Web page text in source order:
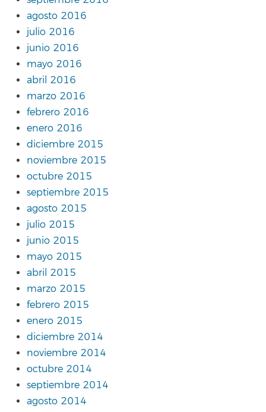
agosto 2016
julio 2016
junio 2016
mayo 2016
abril 2016
marzo 2016
febrero 2016
enero 2016
diciembre 2015
noviembre 2015
octubre 2015
septiembre 2015
agosto 2015
julio 2015
junio 2015
mayo 2015
abril 2015
marzo 2015
febrero 2015
enero 2015
diciembre 2014
noviembre 2014
octubre 2014
septiembre 2014
agosto 2014